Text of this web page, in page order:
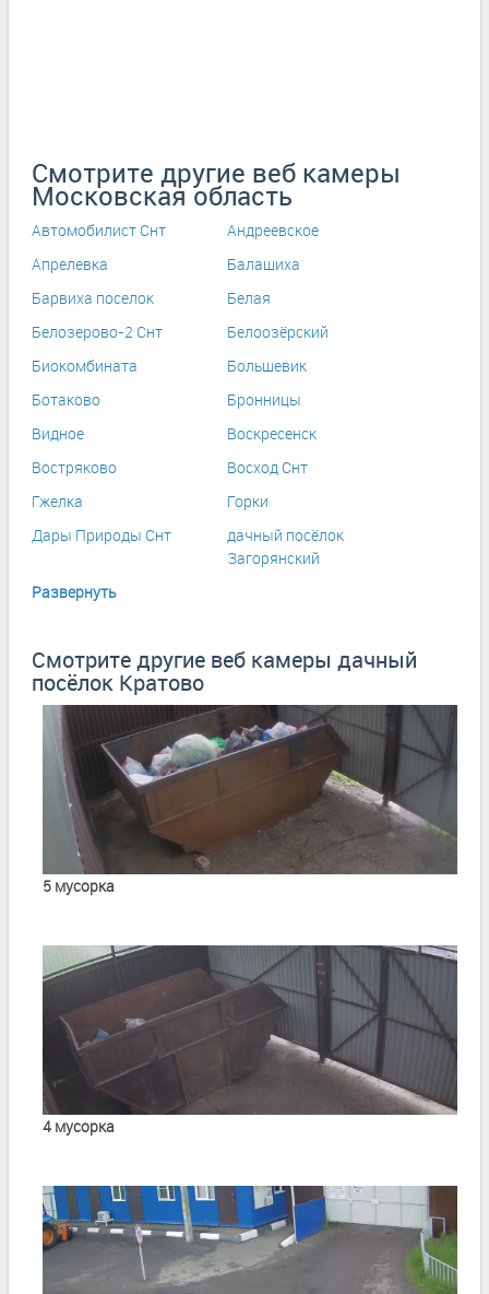
Смотрите другие веб камеры
Московская область
Автомобилист Снт
Андреевское
Апрелевка
Балашиха
Барвиха поселок
Белая
Белозерово-2 Снт
Белоозёрский
Биокомбината
Большевик
Ботаково
Бронницы
Видное
Воскресенск
Востряково
Восход Снт
Гжелка
Горки
Дары Природы Снт
дачный посёлок
Загорянский
Развернуть
Смотрите другие веб камеры дачный
посёлок Кратово
5 мусорка
4 мусорка